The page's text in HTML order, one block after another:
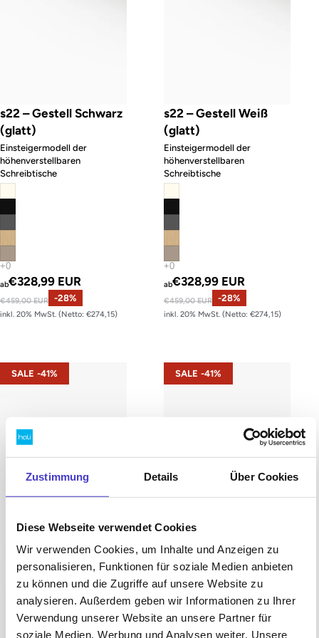
Zustimmung Details Über Cookies
Diese Webseite verwendet Cookies
Wir verwenden Cookies, um Inhalte und Anzeigen zu
personalisieren, Funktionen für soziale Medien anbieten
zu können und die Zugriffe auf unsere Website zu
analysieren. Außerdem geben wir Informationen zu Ihrer
Verwendung unserer Website an unsere Partner für
soziale Medien, Werbung und Analysen weiter. Unsere
s22 – Gestell Schwarz
(glatt)
Einsteigermodell der
höhenverstellbaren
Schreibtische
abAngebotspreis
€328,99 EUR
Normaler Preis
€459,00 EUR -28%
inkl. 20% MwSt. (Netto: €274,15)
s22 – Gestell Weiß
(glatt)
Einsteigermodell der
höhenverstellbaren
Schreibtische
abAngebotspreis
€328,99 EUR
Normaler Preis
€459,00 EUR -28%
inkl. 20% MwSt. (Netto: €274,15)
s42 – Gestell Schwarz (glatt)
SALE -41% s42 – Gestell Weiß (glatt)
SALE -41%